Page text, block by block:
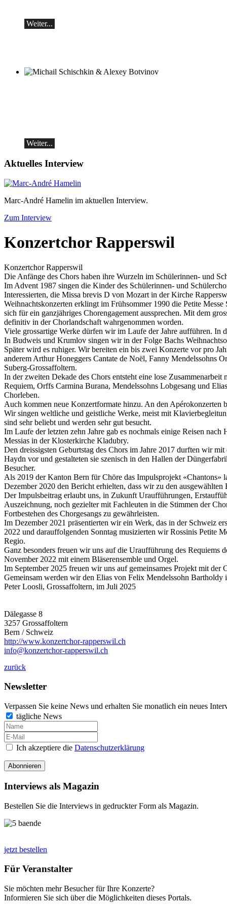
Weiter...
Weiter...
Aktuelles Interview
Marc-André Hamelin im aktuellen Interview.
Zum Interview
Konzertchor Rapperswil
Konzertchor Rapperswil
Die Anfänge des Chors haben ihre Wurzeln im Schülerinnen- und
Im Advent 1987 singen die Kinder des Schülerinnen- und
Interessierten, die Missa brevis D von Mozart in der Kirche
Weihnachtskonzerten erklingt im Frühsommer 1990 die Petite
sich für ein ganzjähriges Chorengagement aussprechen. Mit dem
definitiv in der Chorlandschaft wahrgenommen worden.
Viele grossartige Werke dürfen wir im Laufe der Jahre aufführen. In
In Budweis und Krumlov singen wir in der Folge Bachs
Später wird es ruhiger. Wir bereiten ein bis zwei Konzerte vor pro
anderem Arthur Honeggers Cantate de Noël, Fanny Mendelssohns
Suberg-Grossaffoltern.
In der zweiten Dekade des Chors entsteht eine lose
Requiem, Orffs Carmina Burana, Mendelssohns Lobgesang und
Chorleben.
Auch kommen neue Konzertformate hinzu. An den
Wir singen weltliche und geistliche Werke, meist mit
sind sehr beliebt und werden sehr gut besucht.
Im Laufe der letzten zehn Jahre gab es nochmals einige Reisen
Messias in der Klosterkirche Kladubry.
Den dreissigsten Geburtstag des Chors im Jahre 2017 durften wir
Haydn vor und gestalteten sie szenisch in den Hallen der
Besucher.
Als 2019 der Kanton Bern für Chöre das Impulsprojekt
Dezember 2020 den Bericht erhielten, dass wir zu den
Der Impulsbeitrag erlaubt uns, in Zukunft Uraufführungen,
Auszeichnung, noch gezielter mit Fachleuten in die Stimmen der
Fortbestehen des Chorgesangs zu gewährleisten.
Im Dezember 2021 präsentierten wir ein Werk, das in der Schweiz
2022 und darauffolgenden Sonntag musizierten wir Rossinis Petite
Regio.
Ganz besonders freuen wir uns auf die Uraufführung des Requiems
November 2022 mit einem Bläserensemble und Orgel.
Im September 2025 freuen wir uns auf gemeinsames Projekt mit der
Gemeinsam werden wir den Elias von Felix Mendelssohn
Peter Loosli, Grossaffoltern, im Juli 2025
Dälegasse 8
3257 Grossaffoltern
Bern / Schweiz
http://www.konzertchor-rapperswil.ch
info@konzertchor-rapperswil.ch
zurück
Newsletter
Verpassen Sie keine News und erhalten Sie monatlich ein neues
tägliche News
Ich akzeptiere die Datenschutzerklärung
Abonnieren
Interviews als Magazin
Bestellen Sie die Interviews in gedruckter Form als Magazin.
jetzt bestellen
Für Veranstalter
Sie möchten mehr Besucher für Ihre Konzerte?
Informieren Sie sich über die Möglichkeiten dieses Portals.